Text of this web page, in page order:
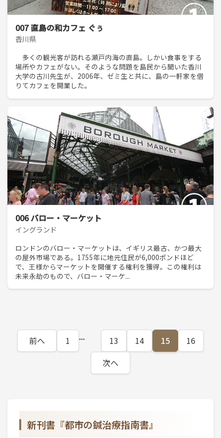
007 直島の和カフェ ぐぅ
香川県
多くの観光客が訪れる瀬戸内海の直島。しかい食事をする
場所やカフェがない。そのような問題を島民から聞いた香川
大学の古川先生が、2006年、ゼミ生と共に、島の一軒家を借
りてカフェを開業した。
006 バロー・マーケット
イングランド
ロンドンのバロー・マーケットは、イギリス最古、かつ最大
の屋外市場である。1755年に地元住民が6,000ポンドほど
で、王様からマーケットを開催する権利を獲得。この権利は
未来永劫のもので、バロー・マーケ...
前へ 1 ... 13 14 15
16
次へ
新刊書『都市の鍼治療指南書』